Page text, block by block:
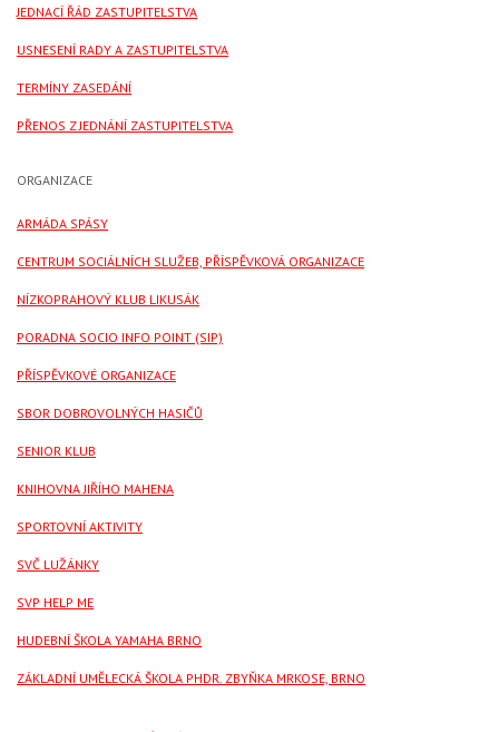
JEDNACÍ ŘÁD ZASTUPITELSTVA
USNESENÍ RADY A ZASTUPITELSTVA
TERMÍNY ZASEDÁNÍ
PŘENOS Z JEDNÁNÍ ZASTUPITELSTVA
ORGANIZACE
ARMÁDA SPÁSY
CENTRUM SOCIÁLNÍCH SLUŽEB, PŘÍSPĚVKOVÁ ORGANIZACE
NÍZKOPRAHOVÝ KLUB LIKUSÁK
PORADNA SOCIO INFO POINT (SIP)
PŘÍSPĚVKOVÉ ORGANIZACE
SBOR DOBROVOLNÝCH HASIČŮ
SENIOR KLUB
KNIHOVNA JIŘÍHO MAHENA
SPORTOVNÍ AKTIVITY
SVČ LUŽÁNKY
SVP HELP ME
HUDEBNÍ ŠKOLA YAMAHA BRNO
ZÁKLADNÍ UMĚLECKÁ ŠKOLA PHDR. ZBYŇKA MRKOSE, BRNO